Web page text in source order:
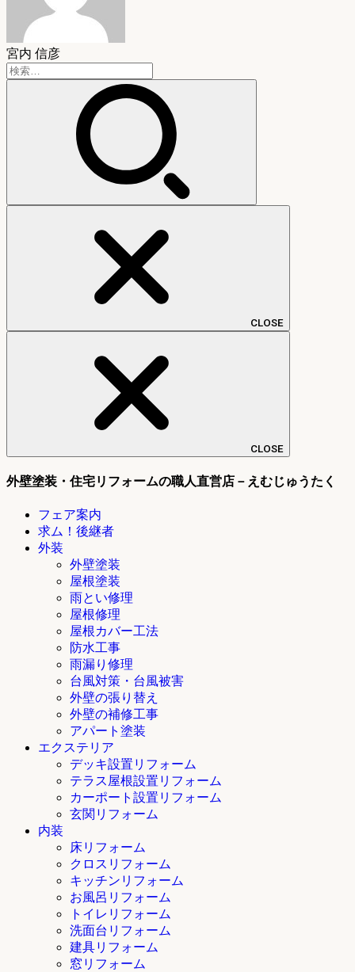
宮内 信彦
検
索:
CLOSE
CLOSE
外壁塗装・住宅リフォームの職人直営店－えむじゅうたく
フェア案内
求ム！後継者
外装
外壁塗装
屋根塗装
雨とい修理
屋根修理
屋根カバー工法
防水工事
雨漏り修理
台風対策・台風被害
外壁の張り替え
外壁の補修工事
アパート塗装
エクステリア
デッキ設置リフォーム
テラス屋根設置リフォーム
カーポート設置リフォーム
玄関リフォーム
内装
床リフォーム
クロスリフォーム
キッチンリフォーム
お風呂リフォーム
トイレリフォーム
洗面台リフォーム
建具リフォーム
窓リフォーム